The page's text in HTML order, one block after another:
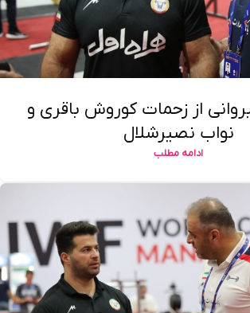
از زحمات کوروش باقری و
نواب نصیرشلال
ادامه مطلب